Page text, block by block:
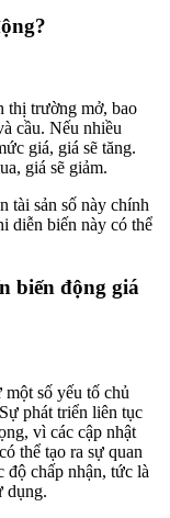
thị trường mở, bao
cầu. Nếu nhiều
giá, giá sẽ tăng.
giá sẽ giảm.
tài sản số này chính
diễn biến này có thể
biến động giá
số yếu tố chủ
phát triển liên tục
vì các cập nhật
thể tạo ra sự quan
độ chấp nhận, tức là
dụng.